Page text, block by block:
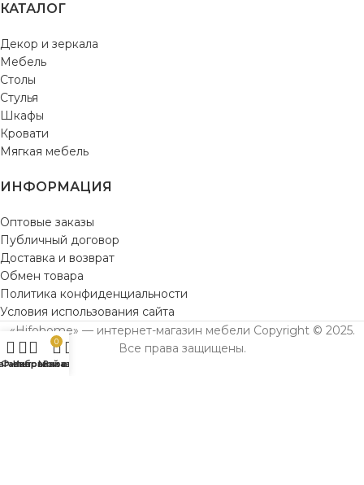
КАТАЛОГ
Декор и зеркала
Мебель
Столы
Стулья
Шкафы
Кровати
Мягкая мебель
ИНФОРМАЦИЯ
Оптовые заказы
Публичный договор
Доставка и возврат
Обмен товара
Политика конфиденциальности
Условия использования сайта
«Hifohome» — интернет-магазин мебели Copyright © 2025.
Все права защищены.
Фильтры
Избранное
0
Заказ
Мой аккаунт